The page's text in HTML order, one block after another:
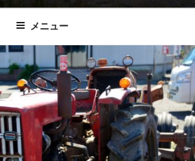
メニュー